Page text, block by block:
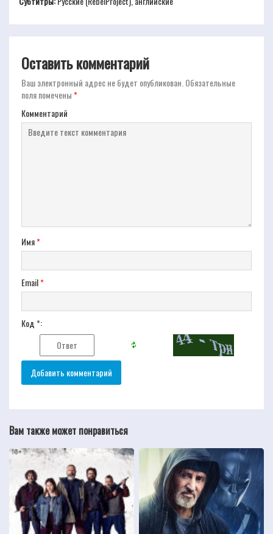
Оставить комментарий
Ваш электронный адрес не будет опубликован. Обязательные
поля помечены*
Комментарий
Имя*
Email*
Код *:
Вам также может понравиться